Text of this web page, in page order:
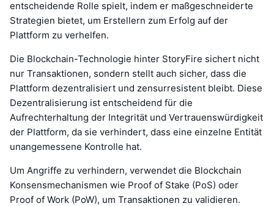
entscheidende Rolle spielt, indem er maßgeschneiderte
Strategien bietet, um Erstellern zum Erfolg auf der
Plattform zu verhelfen.
Die Blockchain-Technologie hinter StoryFire sichert nicht
nur Transaktionen, sondern stellt auch sicher, dass die
Plattform dezentralisiert und zensurresistent bleibt. Diese
Dezentralisierung ist entscheidend für die
Aufrechterhaltung der Integrität und Vertrauenswürdigkeit
der Plattform, da sie verhindert, dass eine einzelne Entität
unangemessene Kontrolle hat.
Um Angriffe zu verhindern, verwendet die Blockchain
Konsensmechanismen wie Proof of Stake (PoS) oder
Proof of Work (PoW), um Transaktionen zu validieren.